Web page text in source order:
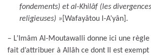
fondements) et al-Khilâf (les divergences
religieuses) » [Wafayâtou l-A’yân].
– L’Imâm Al-Moutawalli donne ici une
fait d’attribuer à Allâh ce dont Il est